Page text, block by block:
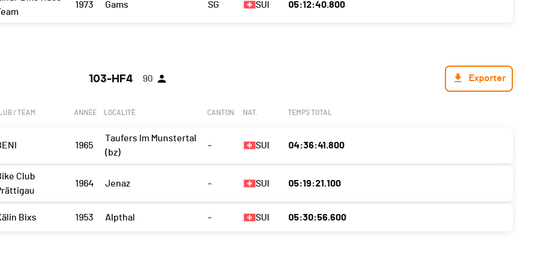
1973 Gams SG SUI 05:12:40.800
103-HF4 90 Exporter
/ TEAM ANNÉE LOCALITÉ CANTON NAT. TEMPS TOTAL
1965
Taufers Im Munstertal
(bz)
- SUI 04:36:41.800
Club
1964 Jenaz - SUI 05:19:21.100
Bixs 1953 Alpthal - SUI 05:30:56.600